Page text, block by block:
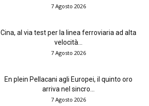
7 Agosto 2026
Cina, al via test per la linea ferroviaria ad alta
velocità...
7 Agosto 2026
En plein Pellacani agli Europei, il quinto oro
arriva nel sincro...
7 Agosto 2026